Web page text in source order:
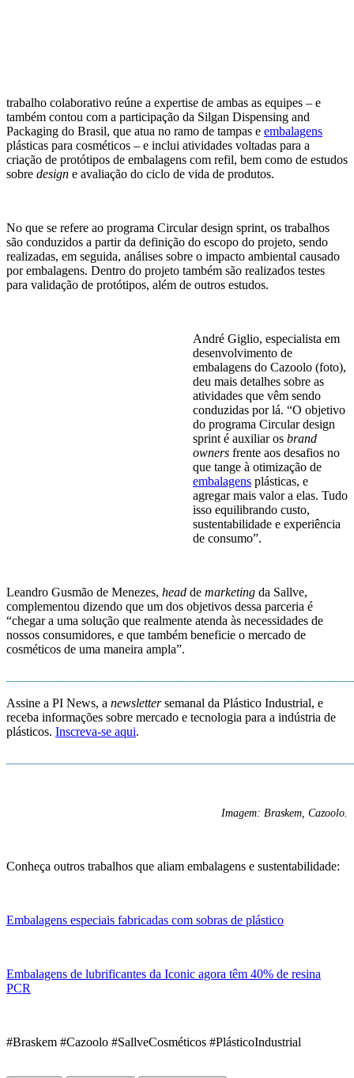
trabalho colaborativo reúne a expertise de ambas as equipes – e
também contou com a participação da Silgan Dispensing and
Packaging do Brasil, que atua no ramo de tampas e embalagens
plásticas para cosméticos – e inclui atividades voltadas para a
criação de protótipos de embalagens com refil, bem como de estudos
sobre design e avaliação do ciclo de vida de produtos.
No que se refere ao programa Circular design sprint, os trabalhos
são conduzidos a partir da definição do escopo do projeto, sendo
realizadas, em seguida, análises sobre o impacto ambiental causado
por embalagens. Dentro do projeto também são realizados testes
para validação de protótipos, além de outros estudos.
André Giglio, especialista em
desenvolvimento de
embalagens do Cazoolo (foto),
deu mais detalhes sobre as
atividades que vêm sendo
conduzidas por lá. “O objetivo
do programa Circular design
sprint é auxiliar os brand
owners frente aos desafios no
que tange à otimização de
embalagens plásticas, e
agregar mais valor a elas. Tudo
isso equilibrando custo,
sustentabilidade e experiência
de consumo”.
Leandro Gusmão de Menezes, head de marketing da Sallve,
complementou dizendo que um dos objetivos dessa parceria é
“chegar a uma solução que realmente atenda às necessidades de
nossos consumidores, e que também beneficie o mercado de
cosméticos de uma maneira ampla”.
Assine a PI News, a newslettersemanal da Plástico Industrial, e
receba informações sobre mercado e tecnologia para a indústria de
plásticos. Inscreva-se aqui.
Imagem: Braskem, Cazoolo.
Conheça outros trabalhos que aliam embalagens e sustentabilidade:
Embalagens especiais fabricadas com sobras de plástico
Embalagens de lubrificantes da Iconic agora têm 40% de resina
PCR
#Braskem #Cazoolo #SallveCosméticos #PlásticoIndustrial